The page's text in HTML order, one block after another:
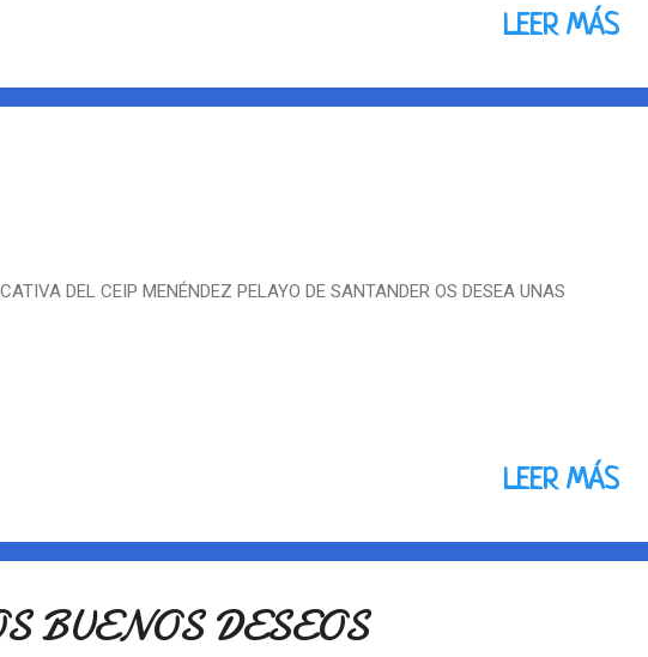
LEER MÁS
DEL CEIP MENÉNDEZ PELAYO DE SANTANDER OS DESEA UNAS
LEER MÁS
BUENOS DESEOS